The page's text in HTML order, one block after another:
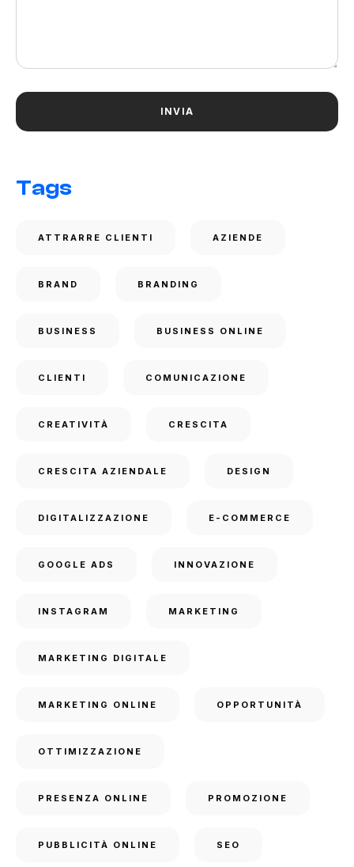
Tags
ATTRARRE CLIENTI AZIENDE
BRAND BRANDING
BUSINESS BUSINESS ONLINE
CLIENTI COMUNICAZIONE
CREATIVITÀ CRESCITA
CRESCITA AZIENDALE DESIGN
DIGITALIZZAZIONE E-COMMERCE
GOOGLE ADS INNOVAZIONE
INSTAGRAM MARKETING
MARKETING DIGITALE
MARKETING ONLINE OPPORTUNITÀ
OTTIMIZZAZIONE
PRESENZA ONLINE PROMOZIONE
PUBBLICITÀ ONLINE SEO